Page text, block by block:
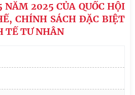
NĂM 2025 CỦA QUỐC HỘI
CHÍNH SÁCH ĐẶC BIỆT
TẾ TƯ NHÂN